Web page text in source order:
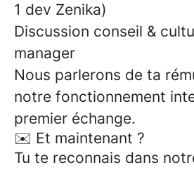
1 dev Zenika)
Discussion conseil &
manager
Nous parlerons de ta
notre fonctionnement
premier échange.
✉️ Et maintenant ?
Tu te reconnais dans